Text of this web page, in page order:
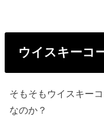
ウイスキーコ
そもそもウイスキー
なのか？